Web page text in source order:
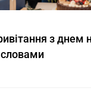
з днем